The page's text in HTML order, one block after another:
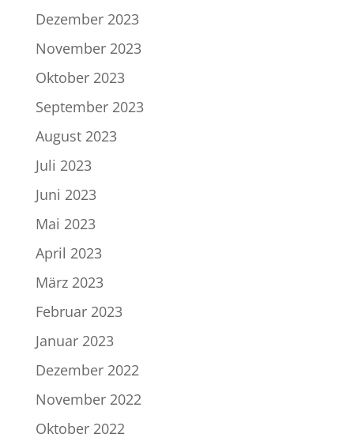
Dezember 2023
November 2023
Oktober 2023
September 2023
August 2023
Juli 2023
Juni 2023
Mai 2023
April 2023
März 2023
Februar 2023
Januar 2023
Dezember 2022
November 2022
Oktober 2022